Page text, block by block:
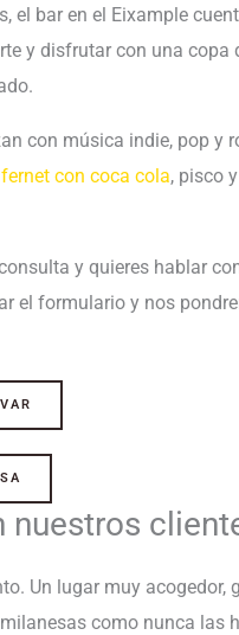
el bar en el Eixample
y disfrutar con una copa
con música indie, pop y
fernet con coca cola, pisco
y quieres hablar
el formulario y nos
nuestros
Un lugar muy acogedor,
como nunca las